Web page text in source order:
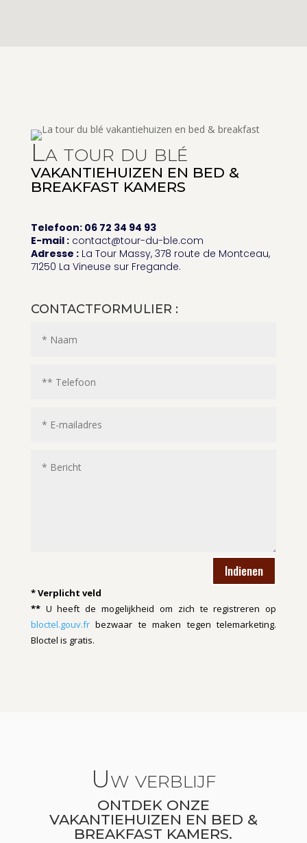
La tour du blé
VAKANTIEHUIZEN EN BED &
BREAKFAST KAMERS
Telefoon: 06 72 34 94 93
E-mail :contact@tour-du-ble.com
Adresse :La Tour Massy, 378 route de Montceau,
71250 La Vineuse sur Fregande.
CONTACTFORMULIER :
Indienen
* Verplicht veld
**U heeft de mogelijkheid om zich te registreren op
bloctel.gouv.frbezwaar te maken tegen telemarketing.
Bloctel is gratis.
Uw verblijf
ONTDEK ONZE
VAKANTIEHUIZEN EN BED &
BREAKFAST KAMERS.